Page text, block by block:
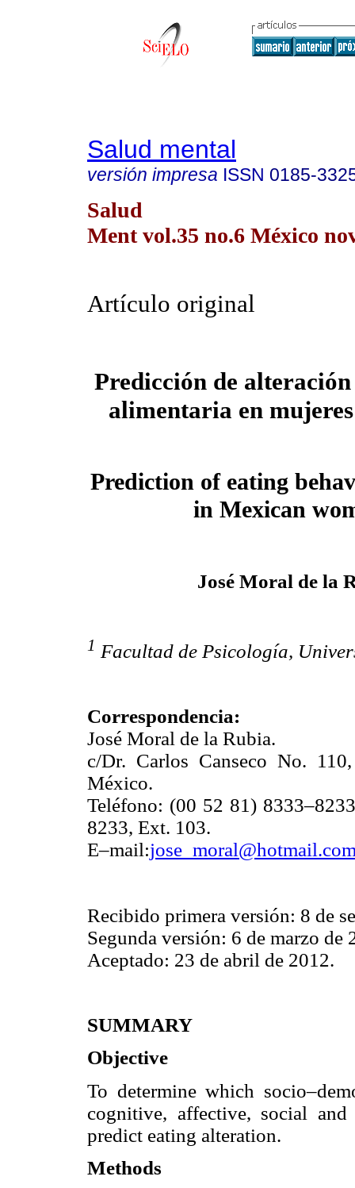
Salud mental
versión impresa ISSN 0185-
Salud
Ment vol.35 no.6 México
Artículo original
Predicción de
alimentaria en
Prediction of eating
in Mexican
José Moral de la
1 Facultad de Psicología,
Correspondencia:
José Moral de la Rubia.
c/Dr. Carlos Canseco No.
México.
Teléfono: (00 52 81)
8233, Ext. 103.
E–mail:
Recibido primera versión: 8 de
Segunda versión: 6 de marzo de
Aceptado: 23 de abril de 2012.
SUMMARY
Objective
To determine which
cognitive, affective, social and
predict eating alteration.
Methods